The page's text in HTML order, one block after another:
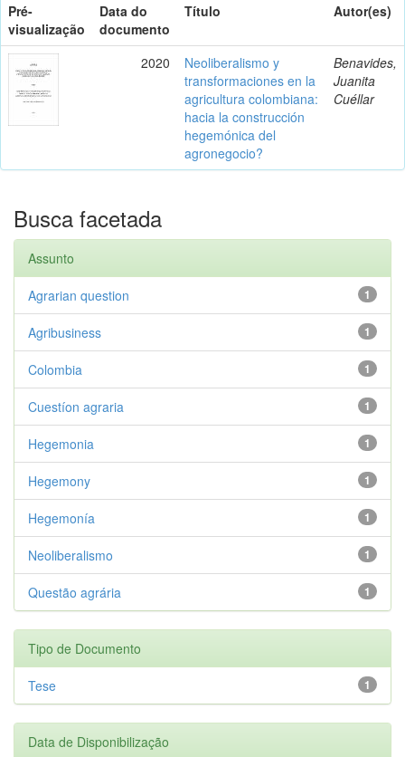
Pré-
visualização
Data do
documento
Título Autor(es)
2020
Neoliberalismo y
transformaciones en la
agricultura colombiana:
hacia la construcción
hegemónica del
agronegocio?
Benavides,
Juanita
Cuéllar
Busca facetada
Assunto
1
Agrarian question
1
Agribusiness
1
Colombia
1
Cuestíon agraria
1
Hegemonia
1
Hegemony
1
Hegemonía
1
Neoliberalismo
1
Questão agrária
Tipo de Documento
1
Tese
Data de Disponibilização